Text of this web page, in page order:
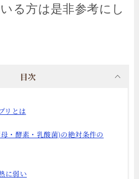
る方は是非参考にし
目次
リとは
・酵素・乳酸菌)の絶対条件の
に弱い